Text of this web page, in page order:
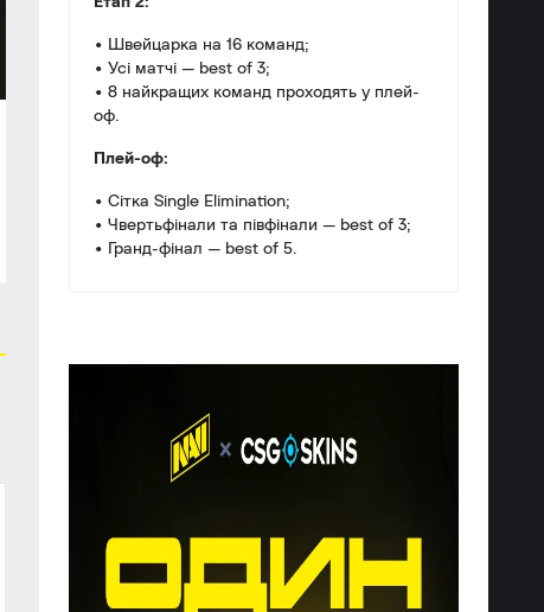
• Швейцарка на 16 команд;
• Усі матчі — best of 3;
• 8 найкращих команд проходять у плей-
оф.
Плей-оф:
• Сітка Single Elimination;
• Чвертьфінали та півфінали — best of 3;
• Гранд-фінал — best of 5.